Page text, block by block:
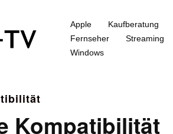
Apple Kaufberatung
Fernseher
Streaming
Windows
Kompatibilität